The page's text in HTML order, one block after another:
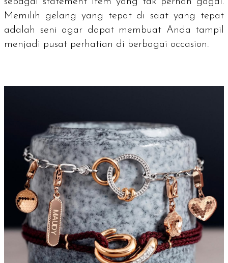
Memilih gelang yang tepat di saat yang tepat
adalah seni agar dapat membuat Anda tampil
menjadi pusat perhatian di berbagai occasion.